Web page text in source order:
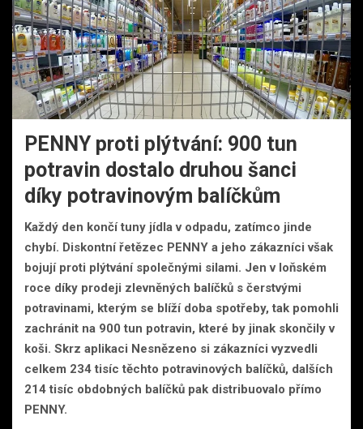
PENNY proti plýtvání: 900 tun
potravin dostalo druhou šanci
díky potravinovým balíčkům
Každý den končí tuny jídla v odpadu, zatímco jinde
chybí. Diskontní řetězec PENNY a jeho zákazníci však
bojují proti plýtvání společnými silami. Jen v loňském
roce díky prodeji zlevněných balíčků s čerstvými
potravinami, kterým se blíží doba spotřeby, tak pomohli
zachránit na 900 tun potravin, které by jinak skončily v
koši. Skrz aplikaci Nesnězeno si zákazníci vyzvedli
celkem 234 tisíc těchto potravinových balíčků, dalších
214 tisíc obdobných balíčků pak distribuovalo přímo
PENNY.